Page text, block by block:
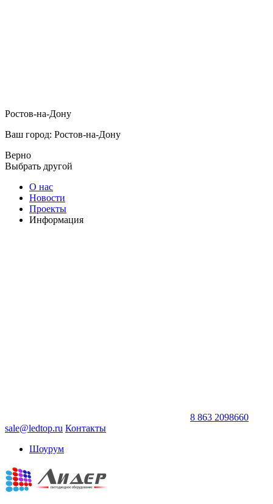
Ростов-на-Дону
Ваш город: Ростов-на-Дону
Верно
Выбрать другой
О нас
Новости
Проекты
Информация
8 863 2098660
sale@ledtop.ru Контакты
Шоурум